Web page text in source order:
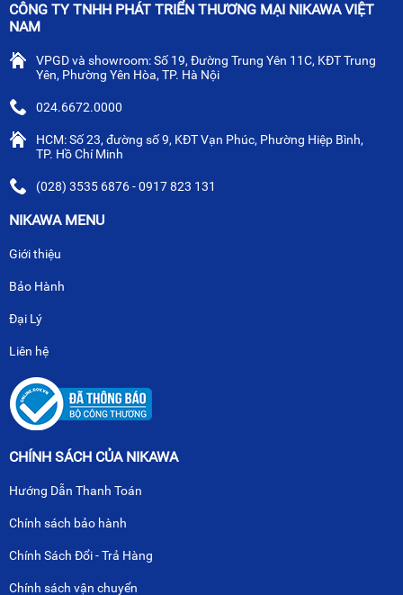
CÔNG TY TNHH PHÁT TRIỂN THƯƠNG MẠI NIKAWA VIỆT
NAM
VPGD và showroom: Số 19, Đường Trung Yên 11C, KĐT Trung
Yên, Phường Yên Hòa, TP. Hà Nội
024.6672.0000
HCM: Số 23, đường số 9, KĐT Vạn Phúc, Phường Hiệp Bình,
TP. Hồ Chí Minh
(028) 3535 6876 - 0917 823 131
NIKAWA MENU
Giới thiệu
Bảo Hành
Đại Lý
Liên hệ
CHÍNH SÁCH CỦA NIKAWA
Hướng Dẫn Thanh Toán
Chính sách bảo hành
Chính Sách Đổi - Trả Hàng
Chính sách vận chuyển